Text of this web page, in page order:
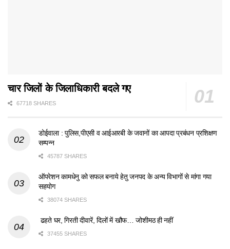
चार जिलों के जिलाधिकारी बदले गए
67718 SHARES
डोईवाला : पुलिस,पीएसी व आईआरबी के जवानों का आपदा प्रबंधन प्रशिक्षण
सम्पन्न
45787 SHARES
ऑपरेशन कामधेनु को सफल बनाये हेतु जनपद के अन्य विभागों से मांगा गया
सहयोग
38074 SHARES
ढहते घर, गिरती दीवारें, दिलों में खौफ… जोशीमठ ही नहीं
37455 SHARES